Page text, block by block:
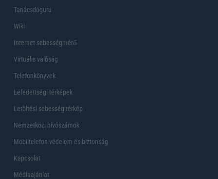
Tanácsdóguru
Wiki
Internet sebességmérő
Virtuális valóság
Telefonkönyvek
Lefedettségi térképek
Letöltési sebesség térkép
Nemzetközi hívószámok
Mobiltelefon védelem és biztonság
Kapcsolat
Médiaajánlat